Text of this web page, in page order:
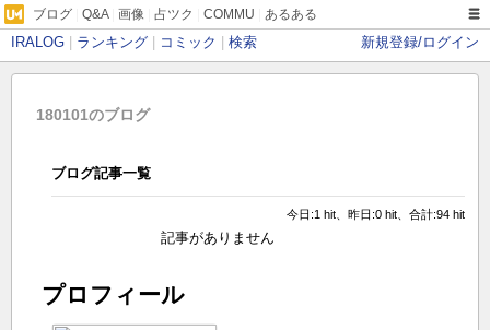
ブログ Q&A| 画像 占ツク COMMU あるある
IRALOG ランキング コミック 検索 新規登録/ログイン
180101のブログ
ブログ記事一覧
今日:1 hit、昨日:0 hit、合計:94 hit
記事がありません
プロフィール